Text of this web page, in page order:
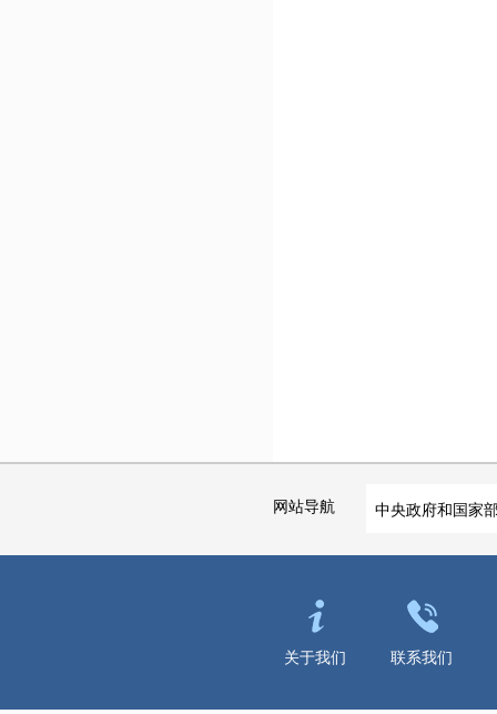
网站导航 中央政府和国家
关于我们 联系我们